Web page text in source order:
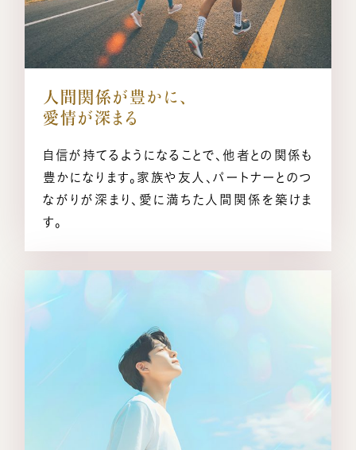
人間関係が豊かに、
愛情が深まる
自信が持てるようになることで、他者との関係も
豊かになります。家族や友人、パートナーとのつ
ながりが深まり、愛に満ちた人間関係を築けま
す。